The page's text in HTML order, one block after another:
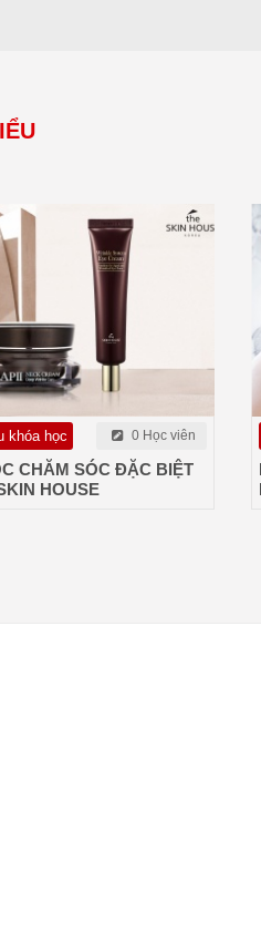
khóa học 0 Học viên
CHĂM SÓC ĐẶC BIỆT
HOUSE